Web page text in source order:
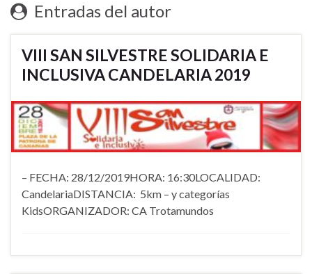
Entradas del autor
VIII SAN SILVESTRE SOLIDARIA E
INCLUSIVA CANDELARIA 2019
– FECHA: 28/12/2019HORA: 16:30LOCALIDAD:
CandelariaDISTANCIA: 5km – y categorías
KidsORGANIZADOR: CA Trotamundos